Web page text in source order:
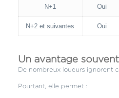
N+1 Oui
N+2 et suivantes Oui
Un avantage
De nombreux loueurs ignorent
Pourtant, elle permet :